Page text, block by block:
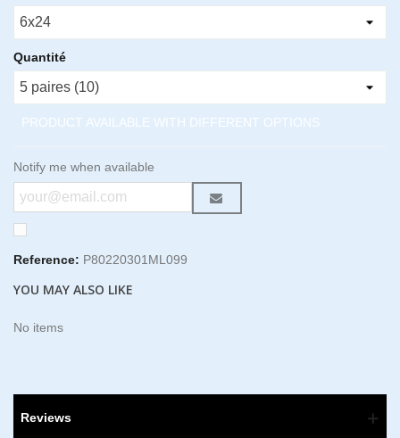
Quantité
PRODUCT AVAILABLE WITH DIFFERENT OPTIONS
Notify me when available
Reference: P80220301ML099
YOU MAY ALSO LIKE
No items
Reviews